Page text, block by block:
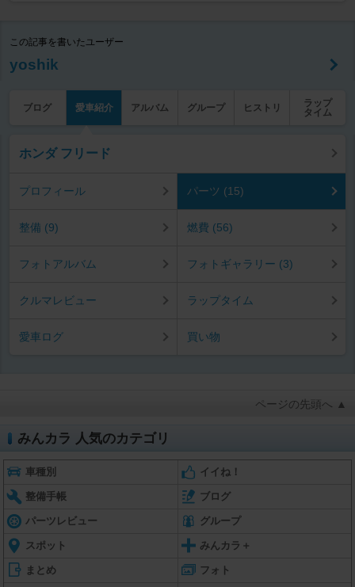
この記事を書いたユーザー
yoshik
ブログ 愛車紹介 アルバム グループ ヒストリ
ラップ
タイム
ホンダ フリード
プロフィール パーツ (15)
整備 (9) 燃費 (56)
フォトアルバム フォトギャラリー (3)
クルマレビュー ラップタイム
愛車ログ 買い物
ページの先頭へ ▲
みんカラ 人気のカテゴリ
車種別 イイね！
整備手帳 ブログ
パーツレビュー グループ
スポット みんカラ＋
まとめ フォト